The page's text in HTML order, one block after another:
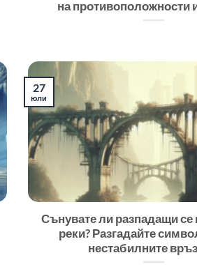
на противоположности
Сънувате ли разпадащи се
реки? Разгадайте
нестабилните
27
юли